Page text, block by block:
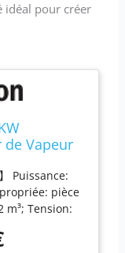
idéal pour créer
de Vapeur
réglable
Puissance:
pièce
m³; Tension:
Zone